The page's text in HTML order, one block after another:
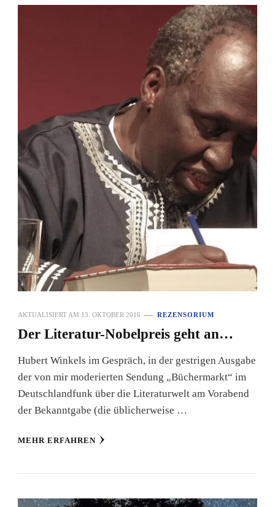
AKTUALISIERT AM 13. OKTOBER 2016 REZENSORIUM
Der Literatur-Nobelpreis geht an…
Hubert Winkels im Gespräch, in der gestrigen Ausgabe
der von mir moderierten Sendung „Büchermarkt“ im
Deutschlandfunk über die Literaturwelt am Vorabend
der Bekanntgabe (die üblicherweise …
MEHR ERFAHREN